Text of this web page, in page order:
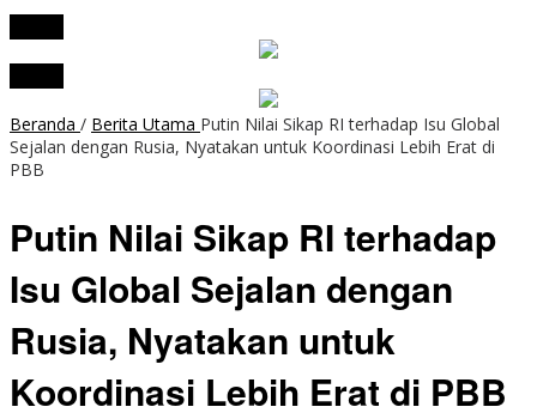
Beranda / Berita Utama Putin Nilai Sikap RI terhadap Isu Global
Sejalan dengan Rusia, Nyatakan untuk Koordinasi Lebih Erat di
PBB
Putin Nilai Sikap RI terhadap
Isu Global Sejalan dengan
Rusia, Nyatakan untuk
Koordinasi Lebih Erat di PBB